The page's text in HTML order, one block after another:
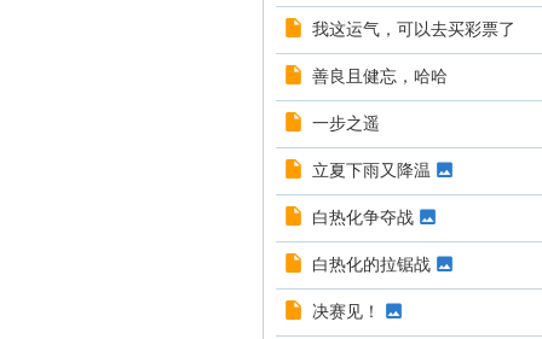
我这运气，可以去买彩票了
善良且健忘，哈哈
一步之遥
立夏下雨又降温
白热化争夺战
白热化的拉锯战
决赛见！